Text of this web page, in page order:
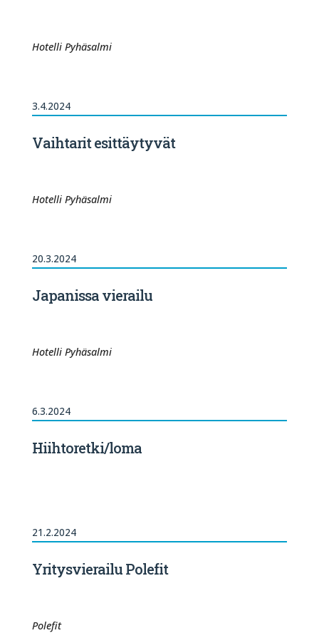
Hotelli Pyhäsalmi
3.4.2024
Vaihtarit esittäytyvät
Hotelli Pyhäsalmi
20.3.2024
Japanissa vierailu
Hotelli Pyhäsalmi
6.3.2024
Hiihtoretki/loma
21.2.2024
Yritysvierailu Polefit
Polefit